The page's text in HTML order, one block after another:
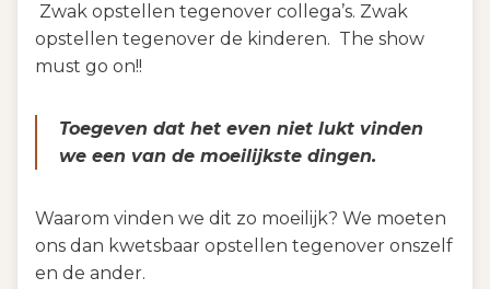
Zwak opstellen tegenover collega’s. Zwak
opstellen tegenover de kinderen. The show
must go on!!
Toegeven dat het even niet lukt vinden
we een van de moeilijkste dingen.
Waarom vinden we dit zo moeilijk? We moeten
ons dan kwetsbaar opstellen tegenover onszelf
en de ander.